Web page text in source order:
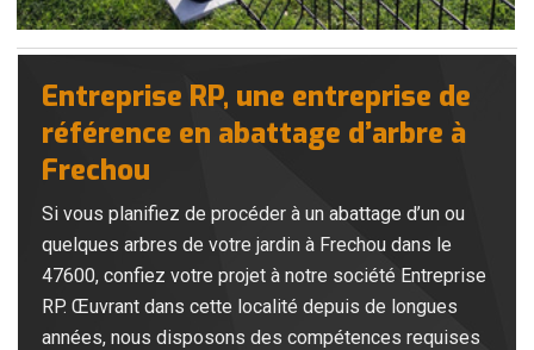
Entreprise RP, une entreprise de
référence en abattage d’arbre à
Frechou
Si vous planifiez de procéder à un abattage d’un ou
quelques arbres de votre jardin à Frechou dans le
47600, confiez votre projet à notre société Entreprise
RP. Œuvrant dans cette localité depuis de longues
années, nous disposons des compétences requises